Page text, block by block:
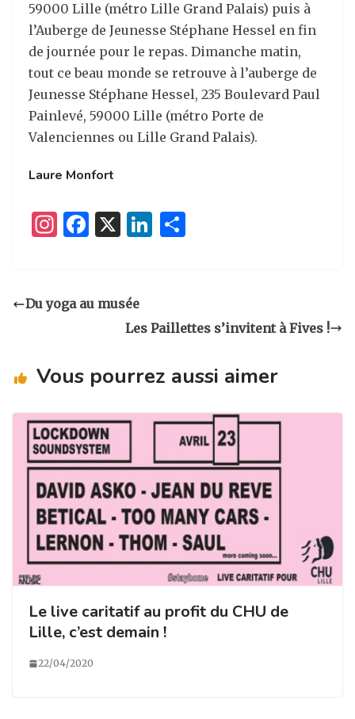
59000 Lille (métro Lille Grand Palais) puis à
l’Auberge de Jeunesse Stéphane Hessel en fin
de journée pour le repas. Dimanche matin,
tout ce beau monde se retrouve à l’auberge de
Jeunesse Stéphane Hessel, 235 Boulevard Paul
Painlevé, 59000 Lille (métro Porte de
Valenciennes ou Lille Grand Palais).
Laure Monfort
I
a
m
F
e
o
X
Li
dI er
Du yoga au musée
Les Paillettes s’invitent à Fives !
Vous pourrez aussi aimer
Le live caritatif au profit du CHU de
Lille, c’est demain !
22/04/2020